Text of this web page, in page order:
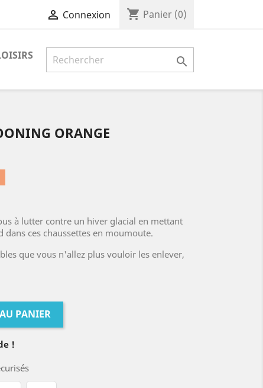
 Connexion shopping_cart Panier (0)

ORANGE
à lutter contre un hiver glacial en mettant
ces chaussettes en moumoute.
que vous n'allez plus vouloir les enlever,
PANIER
!